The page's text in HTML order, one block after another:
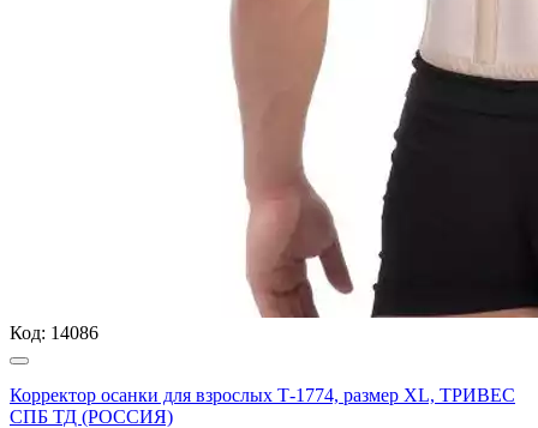
Код: 14086
Корректор осанки для взрослых Т-1774, размер XL, ТРИВЕС
СПБ ТД (РОССИЯ)